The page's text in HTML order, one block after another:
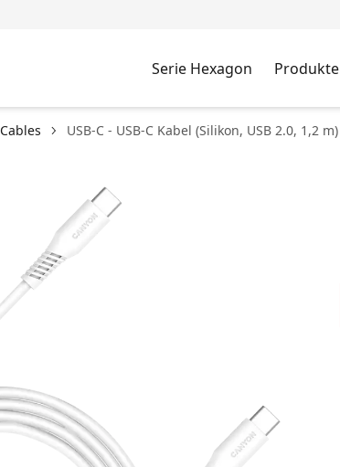
Serie Hexagon Produkte
Cables USB-C - USB-C Kabel (Silikon, USB 2.0, 1,2 m)